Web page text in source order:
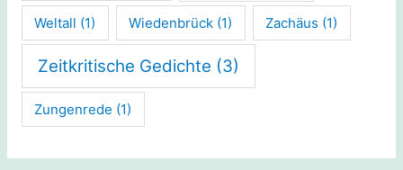
Weltall (1) Wiedenbrück (1) Zachäus (1)
Zeitkritische Gedichte (3)
Zungenrede (1)